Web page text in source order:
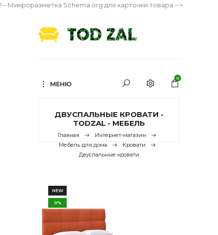
!-- Микроразметка Schema.org для карточки товара -->
МЕНЮ
0
ДВУСПАЛЬНЫЕ КРОВАТИ -
TODZAL - МЕБЕЛЬ
Главная
Интернет-магазин
Мебель для дома
Кровати
Двуспальные кровати
NEW
0%